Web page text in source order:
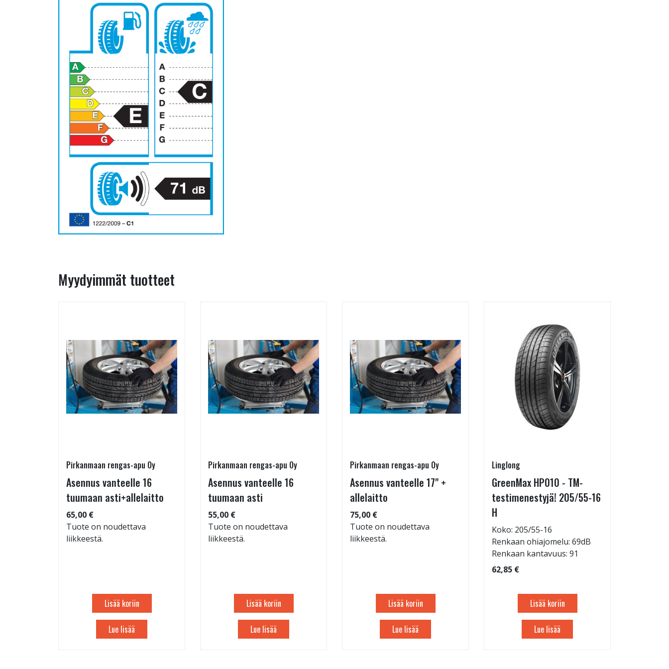
Myydyimmät tuotteet
Pirkanmaan rengas-apu Oy
Asennus vanteelle 16
tuumaan asti+allelaitto
65,00 €
Tuote on noudettava
liikkeestä.
Lisää koriin
Lue lisää
Pirkanmaan rengas-apu Oy
Asennus vanteelle 16
tuumaan asti
55,00 €
Tuote on noudettava
liikkeestä.
Lisää koriin
Lue lisää
Pirkanmaan rengas-apu Oy
Asennus vanteelle 17" +
allelaitto
75,00 €
Tuote on noudettava
liikkeestä.
Lisää koriin
Lue lisää
Linglong
GreenMax HP010 - TM-
testimenestyjä! 205/55-16
H
Koko: 205/55-16
Renkaan ohiajomelu: 69dB
Renkaan kantavuus: 91
62,85 €
Lisää koriin
Lue lisää